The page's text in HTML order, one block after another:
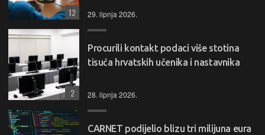
29. lipnja 2026.
12
Procurili kontakt podaci više stotina
tisuća hrvatskih učenika i nastavnika
28. lipnja 2026.
2
CARNET podijelio blizu tri milijuna eura